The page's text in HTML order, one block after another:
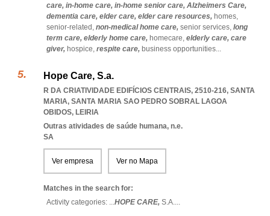
care, in-home care, in-home senior care, Alzheimers Care,
dementia care, elder care, elder care resources, homes,
senior-related, non-medical home care, senior services, long
term care, elderly home care, homecare, elderly care, care
giver, hospice, respite care, business opportunities...
Hope Care, S.a.
R DA CRIATIVIDADE EDIFÍCIOS CENTRAIS, 2510-216, SANTA
MARIA, SANTA MARIA SAO PEDRO SOBRAL LAGOA
OBIDOS, LEIRIA
Outras atividades de saúde humana, n.e.
SA
Ver empresa Ver no Mapa
Matches in the search for:
Activity categories: ...HOPE CARE, S.A....